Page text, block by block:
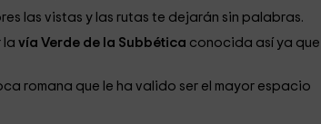
las vistas y las rutas te dejarán sin palabras.
la vía Verde de la Subbética conocida así ya que
romana que le ha valido ser el mayor espacio